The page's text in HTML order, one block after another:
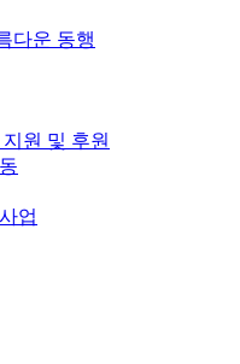
다운 동행
원 및 후원
업